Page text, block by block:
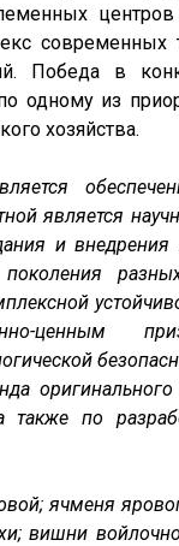
современных
Победа в
одному из
хозяйства.
является
и
ценным
также по
ячменя
вишни